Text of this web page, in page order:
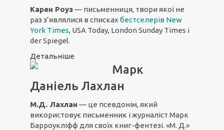
Карен Роуз— письменниця, твори якої не
раз з’являлися в списках бестселерів New
York Times, USA Today, London Sunday Times і
der Spiegel.
Детальніше
Марк
Даніель Лахлан
М.Д. Лахлан — це псевдонім, який
використовує письменник і журналіст Марк
Барроукліфф для своїх книг-фентезі. «М. Д.»